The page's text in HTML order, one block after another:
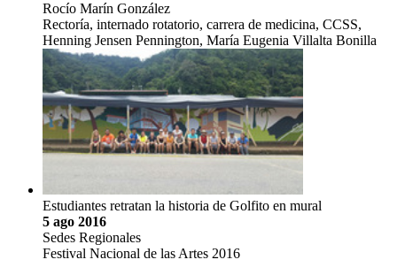
Rocío Marín González
Rectoría, internado rotatorio, carrera de medicina, CCSS,
Henning Jensen Pennington, María Eugenia Villalta Bonilla
Estudiantes retratan la historia de Golfito en mural
5 ago 2016
Sedes Regionales
Festival Nacional de las Artes 2016